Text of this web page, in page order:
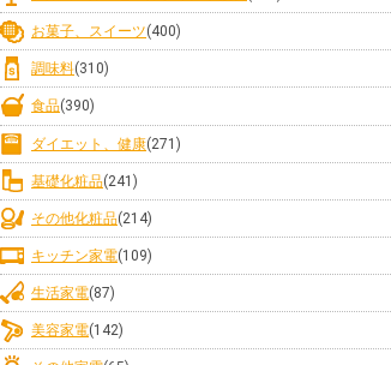
お菓子、スイーツ(400)
調味料(310)
食品(390)
ダイエット、健康(271)
基礎化粧品(241)
その他化粧品(214)
キッチン家電(109)
生活家電(87)
美容家電(142)